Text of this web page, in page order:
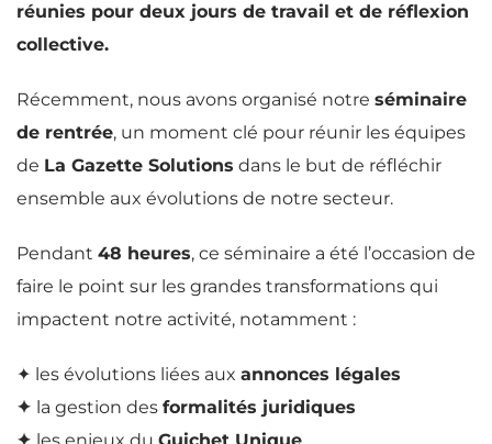
réunies pour deux jours de travail et de réflexion
collective.
Récemment, nous avons organisé notre séminaire
de rentrée, un moment clé pour réunir les équipes
de La Gazette Solutions dans le but de réfléchir
ensemble aux évolutions de notre secteur.
Pendant 48 heures, ce séminaire a été l’occasion de
faire le point sur les grandes transformations qui
impactent notre activité, notamment :
✦ les évolutions liées aux annonces légales
✦ la gestion des formalités juridiques